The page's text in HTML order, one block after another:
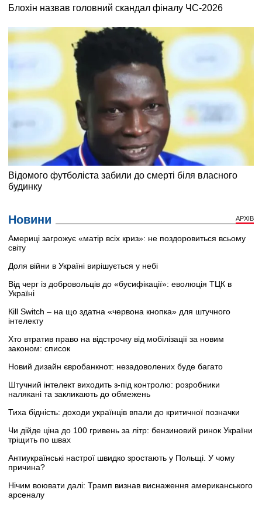
Новини АРХІВ
Америці загрожує «матір всіх криз»: не поздоровиться всьому
світу
Доля війни в Україні вирішується у небі
Від черг із добровольців до «бусифікації»: еволюція ТЦК в
Україні
Кill Switch – на що здатна «червона кнопка» для штучного
інтелекту
Хто втратив право на відстрочку від мобілізації за новим
законом: список
Новий дизайн євробанкнот: незадоволених буде багато
Штучний інтелект виходить з-під контролю: розробники
налякані та закликають до обмежень
Тиха бідність: доходи українців впали до критичної позначки
Чи дійде ціна до 100 гривень за літр: бензиновий ринок України
тріщить по швах
Антиукраїнські настрої швидко зростають у Польщі. У чому
причина?
Нічим воювати далі: Трамп визнав виснаження американського
арсеналу